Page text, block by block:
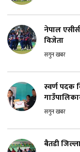
नेपाल
विजेता
सगुन खबर
स्वर्ण पदक
सगुन खबर
बैतडी